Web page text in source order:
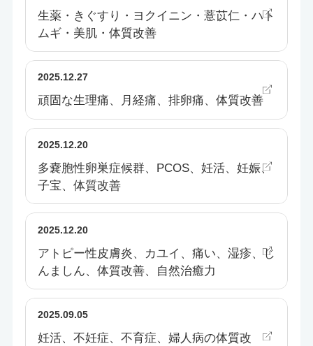
生薬・きぐすり・ヨクイニン・薏苡仁・ハト
ムギ・美肌・体質改善
2025.12.27
頑固な生理痛、月経痛、排卵痛、体質改善
2025.12.20
多嚢胞性卵巣症候群、PCOS、妊活、妊娠、
子宝、体質改善
2025.12.20
アトピー性皮膚炎、カユイ、痛い、湿疹、じ
んましん、体質改善、自然治癒力
2025.09.05
妊活、不妊症、不育症、婦人病の体質改